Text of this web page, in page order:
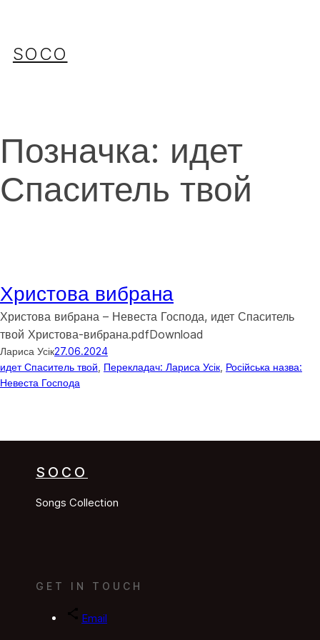
SOCO
Позначка: идет
Спаситель твой
Христова вибрана
Христова вибрана – Невеста Господа, идет Спаситель
твой Христова-вибрана.pdfDownload
Лариса Усік27.06.2024
идет Спаситель твой Перекладач: Лариса Усік Російська назва:
Невеста Господа
SOCO
Songs Collection
GET IN TOUCH
Email